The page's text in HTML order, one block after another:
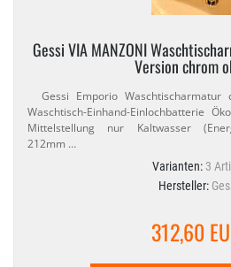
Gessi VIA MANZONI
Version chrom
Gessi Emporio Waschtischarmatur
Waschtisch-​Einhand-​Einlochbatterie
Mittelstellung nur Kaltwasser
212mm …
Varianten: 3
Hersteller:
312,60